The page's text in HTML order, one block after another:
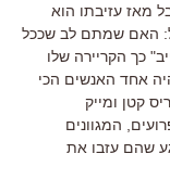
מאז עזיבתו הוא
האם שמתם לב שככל
כך הקריירה שלו
אחד האנשים הכי
קטן ומייק
המגוונים
שהם עזבו את